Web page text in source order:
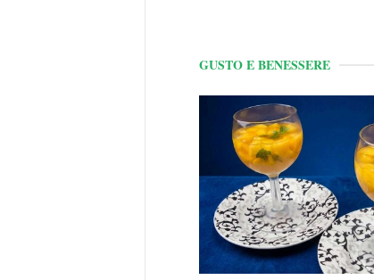
GUSTO E BENESSERE